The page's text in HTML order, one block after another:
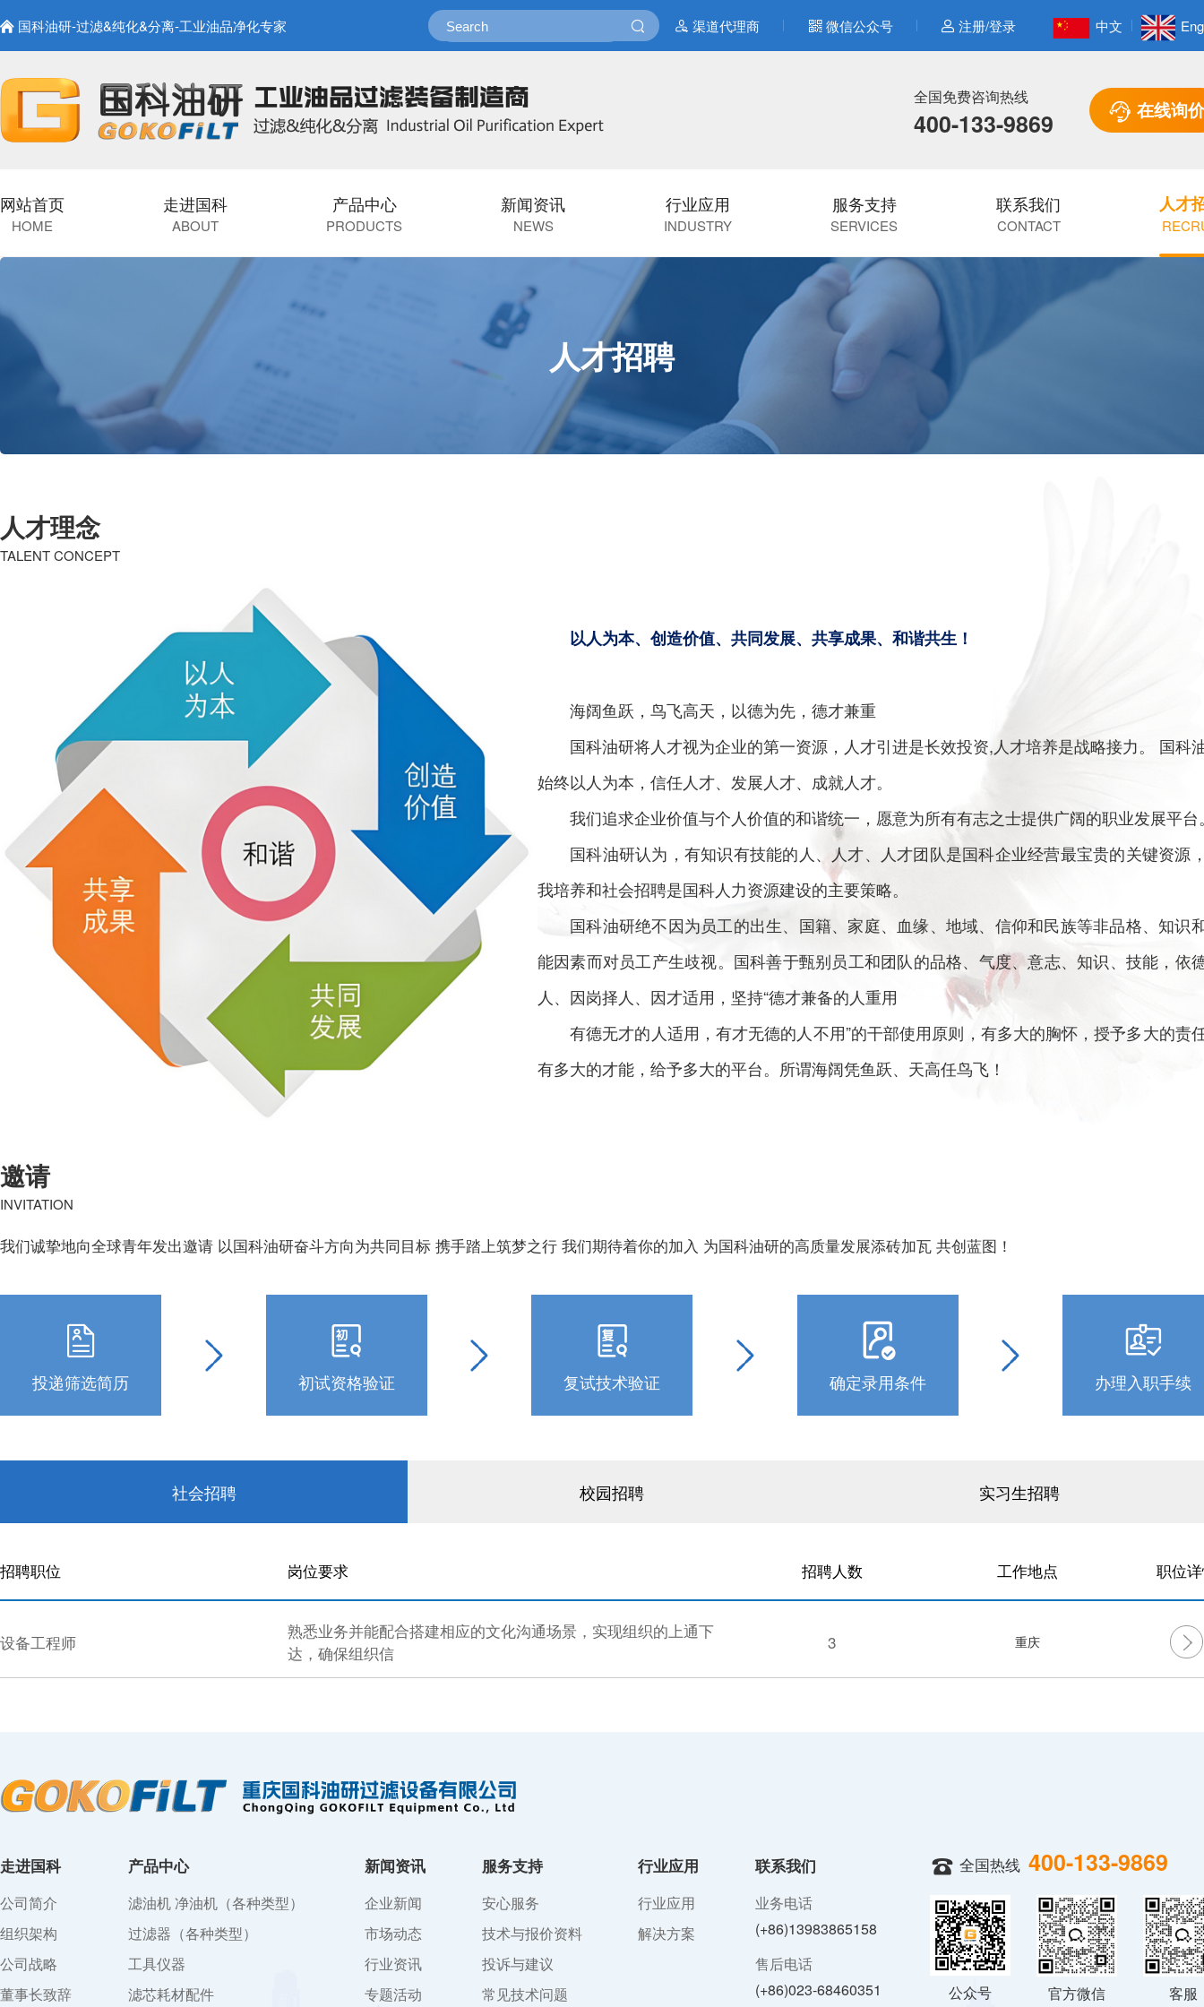
国科油研-过滤&纯化&分离-工业油品净化专家 渠道代理商 微信公众号 注册/登录 中文
全国免费咨询热线
400-133-9869 在线询价
网站首页
HOME
走进国科
ABOUT
产品中心
PRODUCTS
新闻资讯
NEWS
行业应用
INDUSTRY
服务支持
SERVICES
联系我们
CONTACT
人才
人才招聘
人才理念
TALENT CONCEPT
以人为本、创造价值、共同发展、共享成果、和谐共生！
海阔鱼跃，鸟飞高天，以德为先，德才兼重
国科油研将人才视为企业的第一资源，人才引进是长效投资,人才培养是战略接力。 国科
始终以人为本，信任人才、发展人才、成就人才。
我们追求企业价值与个人价值的和谐统一，愿意为所有有志之士提供广阔的职业发展平台
国科油研认为，有知识有技能的人、人才、人才团队是国科企业经营最宝贵的关键资源
我培养和社会招聘是国科人力资源建设的主要策略。
国科油研绝不因为员工的出生、国籍、家庭、血缘、地域、信仰和民族等非品格、知识
能因素而对员工产生歧视。国科善于甄别员工和团队的品格、气度、意志、知识、技能，依
人、因岗择人、因才适用，坚持“德才兼备的人重用
有德无才的人适用，有才无德的人不用”的干部使用原则，有多大的胸怀，授予多大的责
有多大的才能，给予多大的平台。所谓海阔凭鱼跃、天高任鸟飞！
邀请
INVITATION
我们诚挚地向全球青年发出邀请 以国科油研奋斗方向为共同目标 携手踏上筑梦之行 我们期待着你的加入 为国科油研的高质量发展添砖加瓦 共创蓝图！
投递筛选简历 初试资格验证 复试技术验证 确定录用条件 办理入职手续
社会招聘 校园招聘 实习生招聘
招聘职位 岗位要求 招聘人数 工作地点 职位
设备工程师
熟悉业务并能配合搭建相应的文化沟通场景，实现组织的上通下
达，确保组织信
3 重庆
走进国科
公司简介
组织架构
公司战略
董事长致辞
产品中心
滤油机 净油机（各种类型）
过滤器（各种类型）
工具仪器
滤芯耗材配件
新闻资讯
企业新闻
市场动态
行业资讯
专题活动
服务支持
安心服务
技术与报价资料
投诉与建议
常见技术问题
行业应用
行业应用
解决方案
联系我们
业务电话
(+86)13983865158
售后电话
(+86)023-68460351
全国热线 400-133-9869
公众号 官方微信 客服